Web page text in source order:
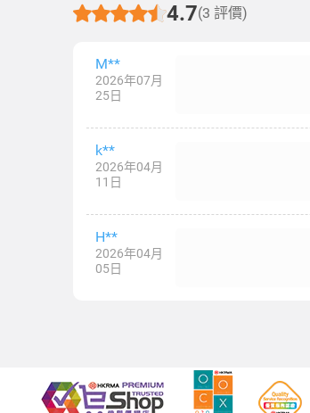
4.7(3 評價)
M**
2026年07月
25日
k**
2026年04月
11日
H**
2026年04月
05日